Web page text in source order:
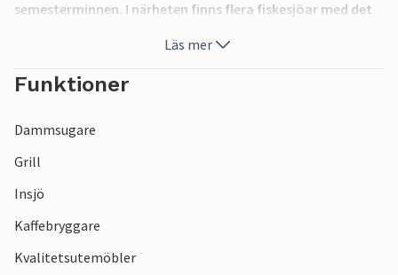
semesterminnen. I närheten finns flera fiskesjöar med det
på spåren med en vagn som hyrs i Ambjörnarp. Du susar
genom landsbygden med en kopp kaffe i handen, en
underbar upplevelse.
Läs mer
Funktioner
Dammsugare
Grill
Insjö
Kaffebryggare
Kvalitetsutemöbler